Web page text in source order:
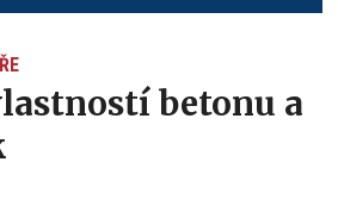
betonu a